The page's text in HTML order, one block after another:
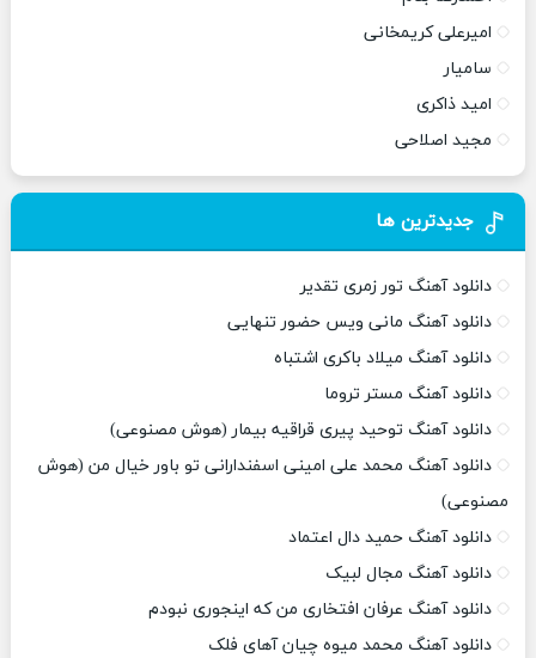
امیرعلی کریمخانی
سامیار
امید ذاکری
مجید اصلاحی
جدیدترین ها
دانلود آهنگ تور زمری تقدیر
دانلود آهنگ مانی ویس حضور تنهایی
دانلود آهنگ میلاد باکری اشتباه
دانلود آهنگ مستر تروما
دانلود آهنگ توحید پیری قراقیه بیمار (هوش مصنوعی)
دانلود آهنگ محمد علی امینی اسفندارانی تو باور خیال من (هوش
مصنوعی)
دانلود آهنگ حمید دال اعتماد
دانلود آهنگ مجال لبیک
دانلود آهنگ عرفان افتخاری من که اینجوری نبودم
دانلود آهنگ محمد میوه چیان آهای فلک